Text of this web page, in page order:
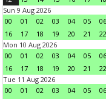
Sun 9 Aug 2026
00
01 02 03 04 05 06
16
17 18 19 20 21 22
Mon 10 Aug 2026
00
01 02 03 04 05 06
16
17 18 19 20 21 22
Tue 11 Aug 2026
00
01 02 03 04 05 06